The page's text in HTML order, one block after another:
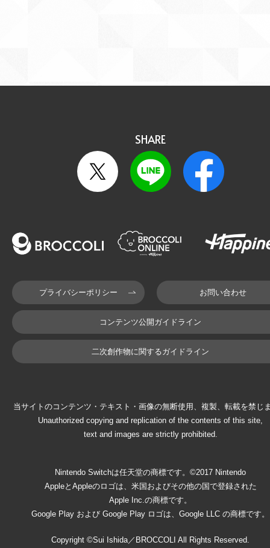
SHARE
プライバシーポリシー お問い合わせ
コンテンツ公開ガイドライン
二次創作物に関するガイドライン
当サイトのコンテンツ・テキスト・画像の無断使用、複製、転載を禁じ
Unauthorized copying and replication of the contents of this site,
text and images are strictly prohibited.
Nintendo Switchは任天堂の商標です。©2017 Nintendo
AppleとAppleのロゴは、米国およびその他の国で登録された
Apple Inc.の商標です。
Google Play および Google Play ロゴは、Google LLC の商標です。
Copyright ©Sui Ishida／BROCCOLI All Rights Reserved.